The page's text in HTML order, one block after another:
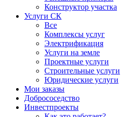
Конструктор участка
Услуги СК
Все
Комплексы услуг
Электрификация
Услуги на земле
Проектные услуги
Строительные услуги
Юридические услуги
Мои заказы
Добрососедство
Инвестпроекты